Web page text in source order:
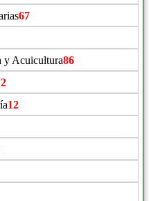
67
y Acuicultura86
2
12